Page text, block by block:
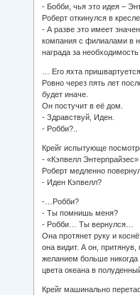
- Бобби, чья это идея –
Роберт откинулся в
- А разве это имеет
компания с филиалами в
награда за
… Его яхта
Ровно через пять лет
будет иначе.
Он постучит в её дом.
- Здравствуй, Иден.
- Робби?..
Крейг испытующе
- «Кэпвелл
Роберт медленно
- Иден Кэпвелл?
-…Робби?
- Ты помнишь меня?
- Робби… Ты вернулся…
Она протянет руку и
она видит. А он,
желанием больше никогда
цвета океана в
Крейг машинально